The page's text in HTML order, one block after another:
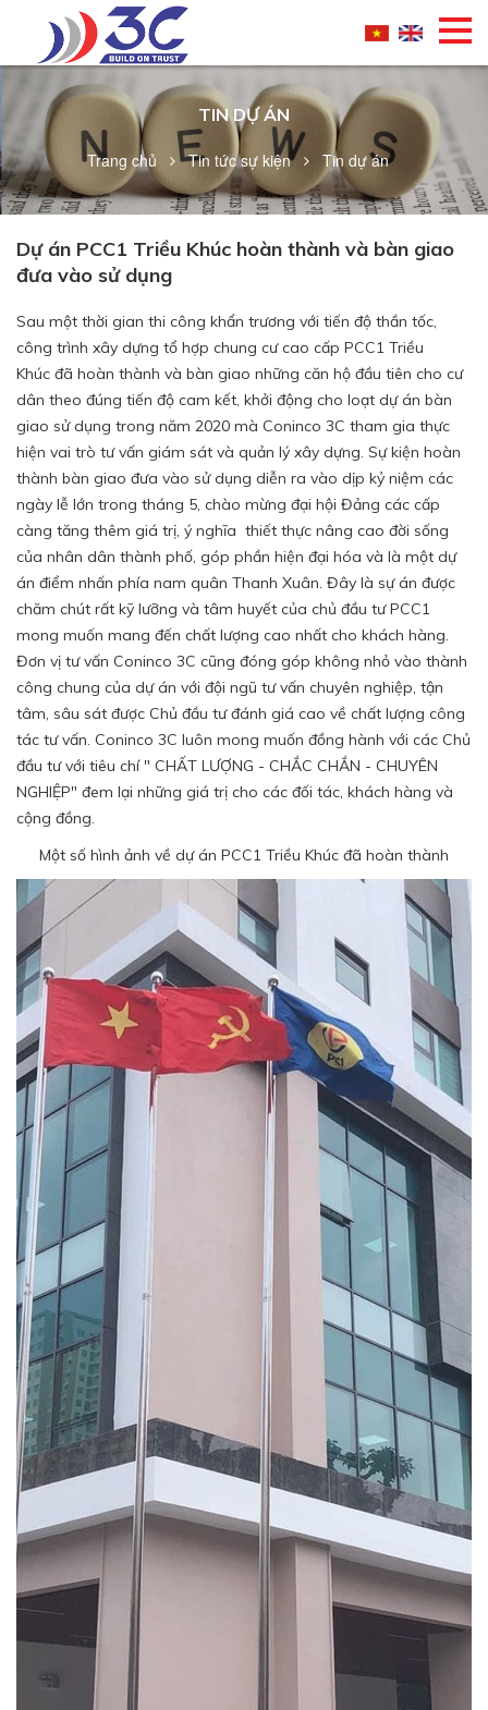
TIN DỰ ÁN
Trang chủ Tin tức sự kiện Tin dự án
Dự án PCC1 Triều Khúc hoàn thành và bàn giao
đưa vào sử dụng
Sau một thời gian thi công khẩn trương với tiến độ thần tốc,
công trình xây dựng tổ hợp chung cư cao cấp PCC1 Triều
Khúc đã hoàn thành và bàn giao những căn hộ đầu tiên cho cư
dân theo đúng tiến độ cam kết, khởi động cho loạt dự án bàn
giao sử dụng trong năm 2020 mà Coninco 3C tham gia thực
hiện vai trò tư vấn giám sát và quản lý xây dựng. Sự kiện hoàn
thành bàn giao đưa vào sử dụng diễn ra vào dịp kỷ niệm các
ngày lễ lớn trong tháng 5, chào mừng đại hội Đảng các cấp
càng tăng thêm giá trị, ý nghĩa thiết thực nâng cao đời sống
của nhân dân thành phố, góp phần hiện đại hóa và là một dự
án điểm nhấn phía nam quân Thanh Xuân. Đây là sự án được
chăm chút rất kỹ lưỡng và tâm huyết của chủ đầu tư PCC1
mong muốn mang đến chất lượng cao nhất cho khách hàng.
Đơn vị tư vấn Coninco 3C cũng đóng góp không nhỏ vào thành
công chung của dự án với đội ngũ tư vấn chuyên nghiệp, tận
tâm, sâu sát được Chủ đầu tư đánh giá cao về chất lượng công
tác tư vấn. Coninco 3C luôn mong muốn đồng hành với các Chủ
đầu tư với tiêu chí " CHẤT LƯỢNG - CHẮC CHẮN - CHUYÊN
NGHIỆP" đem lại những giá trị cho các đối tác, khách hàng và
cộng đồng.
Một số hình ảnh về dự án PCC1 Triều Khúc đã hoàn thành